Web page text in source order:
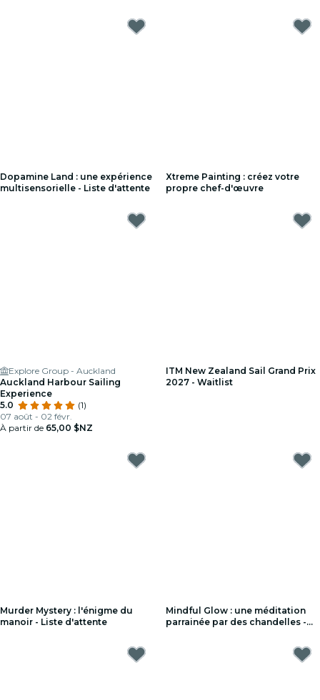
Dopamine Land : une expérience
multisensorielle - Liste d'attente
Xtreme Painting : créez votre
propre chef-d'œuvre
Explore Group - Auckland
Auckland Harbour Sailing
Experience
5.0
(1)
07 août - 02 févr.
À partir de 65,00 $NZ
ITM New Zealand Sail Grand Prix
2027 - Waitlist
Murder Mystery : l'énigme du
manoir - Liste d'attente
Mindful Glow : une méditation
parrainée par des chandelles -